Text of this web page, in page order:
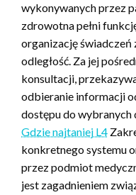
wykonywanych przez
zdrowotna pełni
organizację
odległość. Za jej
konsultacji,
odbieranie informacji
dostępu do
Gdzie najtaniej L4
konkretnego systemu
przez podmiot
jest zagadnieniem